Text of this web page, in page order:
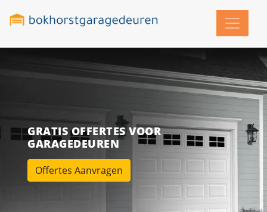
GRATIS OFFERTES VOOR
GARAGEDEUREN
Offertes Aanvragen